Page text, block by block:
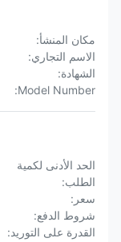
مكان المنشأ:
الاسم التجاري:
الشهادة:
Model Number:
الحد الأدنى لكمية
الطلب:
سعر:
شروط الدفع:
القدرة على التوريد: